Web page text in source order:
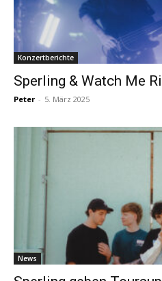
Konzertberichte
Sperling & Watch Me
Peter - 5. März 2025
News